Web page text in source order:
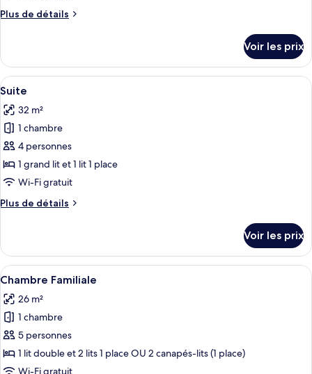
chambre :
Deluxe
Plus de détails
Plus
le
type
de
Chambre
Triple
Deluxe
Voir les prix
Afficher
toutes
les
photos
pour
ce
type
chambre :
Une chambre d’hôtel avec un
9
Suite
32 m²
1 chambre
4 personnes
1 grand lit et 1 lit 1 place
Wi-Fi gratuit
Plus de détails
Plus
le
type
de
Suite
Voir les prix
Afficher
toutes
les
photos
pour
ce
type
Une chambre d’hôtel moderne
10
Chambre Familiale
26 m²
1 chambre
5 personnes
1 lit double et 2 lits 1 place OU 2 canapés-lits (1 place)
Wi-Fi gratuit